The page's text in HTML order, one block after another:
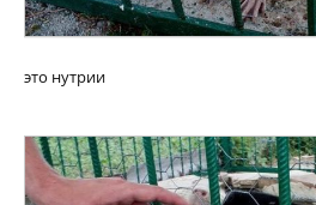
это нутрии